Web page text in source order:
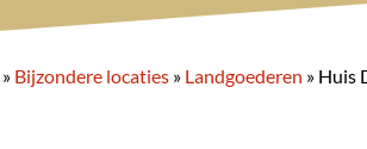
» Bijzondere locaties » Landgoederen » Huis